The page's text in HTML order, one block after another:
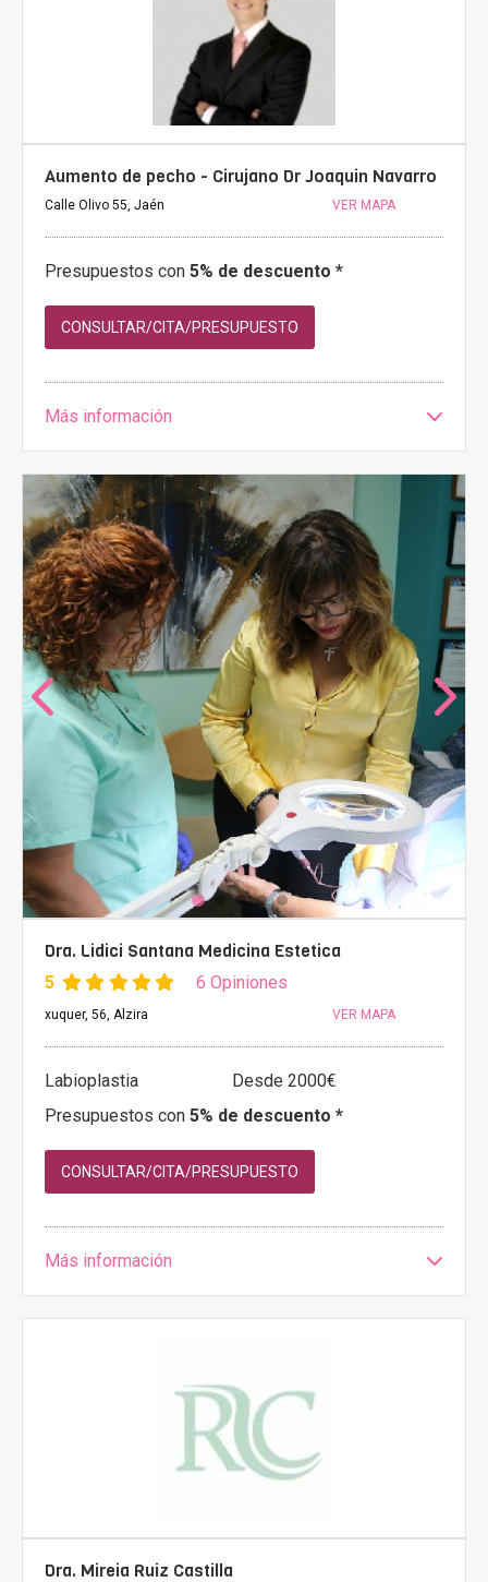
Aumento de pecho - Cirujano Dr Joaquin Navarro
Calle Olivo 55, Jaén VER MAPA
Presupuestos con 5% de descuento *
CONSULTAR/CITA/PRESUPUESTO
Más información
Dra. Lidici Santana Medicina Estetica
5 6 Opiniones
xuquer, 56, Alzira VER MAPA
Labioplastia
Desde 2000€
Presupuestos con 5% de descuento *
CONSULTAR/CITA/PRESUPUESTO
Más información
Dra. Mireia Ruiz Castilla